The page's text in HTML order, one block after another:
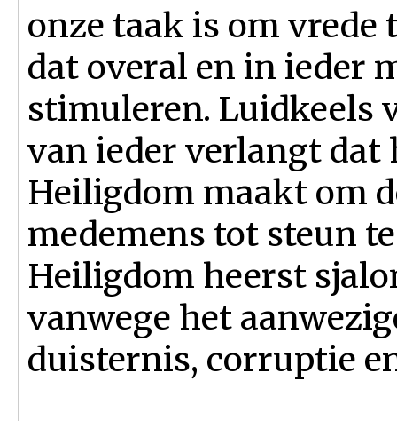
onze taak is om vrede
dat overal en in ieder
stimuleren. Luidkeels
van ieder verlangt dat
Heiligdom maakt om
medemens tot steun
Heiligdom heerst
vanwege het
duisternis, corruptie